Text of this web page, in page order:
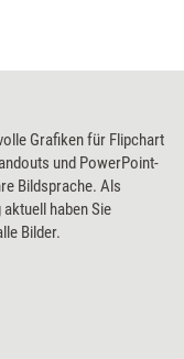
Grafiken für Flipchart
und PowerPoint-
Bildsprache. Als
haben Sie
Bilder.